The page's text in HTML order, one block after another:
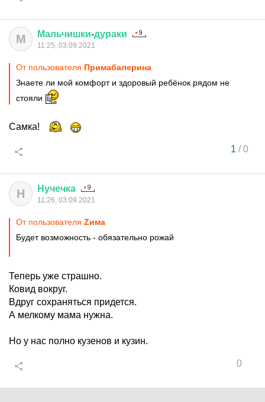
М Мальчишки-дураки
11:25, 03.09.2021
От пользователя Примaбaлерина
Знаете ли мой комфорт и здоровый ребёнок рядом не
стояли
Самка!
1 /0
Н Нучечка
11:26, 03.09.2021
От пользователя Zима
Будет возможность - обязательно рожай
Теперь уже страшно.
Ковид вокруг.
Вдруг сохраняться придется.
А мелкому мама нужна.
Но у нас полно кузенов и кузин.
0